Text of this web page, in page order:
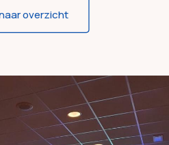
overzicht